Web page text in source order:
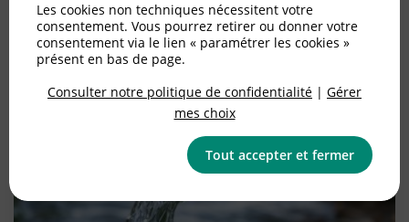
Les cookies non techniques nécessitent votre
consentement. Vous pourrez retirer ou donner votre
consentement via le lien « paramétrer les cookies »
présent en bas de page.
Consulter notre politique de confidentialité | Gérer
mes choix
Tout accepter et fermer